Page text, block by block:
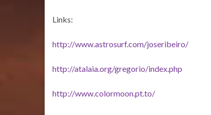
Links:
http://www.astrosurf.com/joseribeiro/
http://atalaia.org/gregorio/index.php
http://www.colormoon.pt.to/